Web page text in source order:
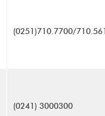
(0251)710.7700/
(0241) 3000300